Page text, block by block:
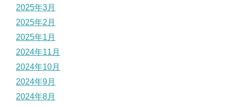
2025年3月
2025年2月
2025年1月
2024年11月
2024年10月
2024年9月
2024年8月